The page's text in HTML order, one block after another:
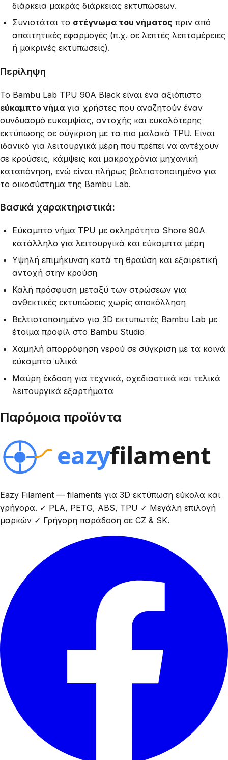
διάρκεια μακράς διάρκειας εκτυπώσεων.
Συνιστάται το στέγνωμα του νήματος πριν από
απαιτητικές εφαρμογές (π.χ. σε λεπτές λεπτομέρειες
ή μακρινές εκτυπώσεις).
Περίληψη
Το Bambu Lab TPU 90A Black είναι ένα αξιόπιστο
εύκαμπτο νήμα για χρήστες που αναζητούν έναν
συνδυασμό ευκαμψίας, αντοχής και ευκολότερης
εκτύπωσης σε σύγκριση με τα πιο μαλακά TPU. Είναι
ιδανικό για λειτουργικά μέρη που πρέπει να αντέχουν
σε κρούσεις, κάμψεις και μακροχρόνια μηχανική
καταπόνηση, ενώ είναι πλήρως βελτιστοποιημένο για
το οικοσύστημα της Bambu Lab.
Βασικά χαρακτηριστικά:
Εύκαμπτο νήμα TPU με σκληρότητα Shore 90A
κατάλληλο για λειτουργικά και εύκαμπτα μέρη
Υψηλή επιμήκυνση κατά τη θραύση και εξαιρετική
αντοχή στην κρούση
Καλή πρόσφυση μεταξύ των στρώσεων για
ανθεκτικές εκτυπώσεις χωρίς αποκόλληση
Βελτιστοποιημένο για 3D εκτυπωτές Bambu Lab με
έτοιμα προφίλ στο Bambu Studio
Χαμηλή απορρόφηση νερού σε σύγκριση με τα κοινά
εύκαμπτα υλικά
Μαύρη έκδοση για τεχνικά, σχεδιαστικά και τελικά
λειτουργικά εξαρτήματα
Παρόμοια προϊόντα
Eazy Filament — filaments για 3D εκτύπωση εύκολα και
γρήγορα. ✓ PLA, PETG, ABS, TPU ✓ Μεγάλη επιλογή
μαρκών ✓ Γρήγορη παράδοση σε CZ & SK.